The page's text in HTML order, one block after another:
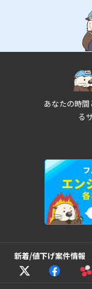
あなたの時
る
新着/値下げ案件情報